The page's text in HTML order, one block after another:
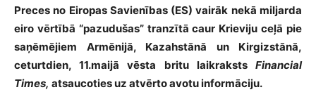
Preces no Eiropas Savienības (ES) vairāk nekā miljarda
eiro vērtībā “pazudušas” tranzītā caur Krieviju ceļā pie
saņēmējiem Armēnijā, Kazahstānā un Kirgizstānā,
ceturtdien, 11.maijā vēsta britu laikraksts Financial
Times, atsaucoties uz atvērto avotu informāciju.